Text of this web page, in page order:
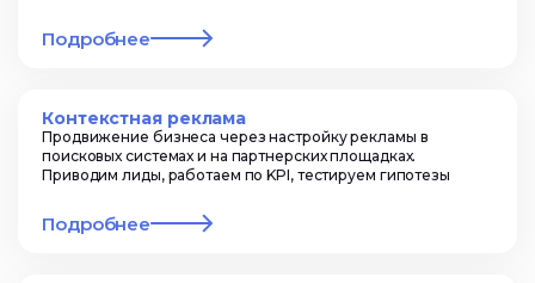
Подробнее
Контекстная реклама
Продвижение бизнеса через настройку рекламы в
поисковых системах и на партнерских площадках.
Приводим лиды, работаем по KPI, тестируем гипотезы
Подробнее